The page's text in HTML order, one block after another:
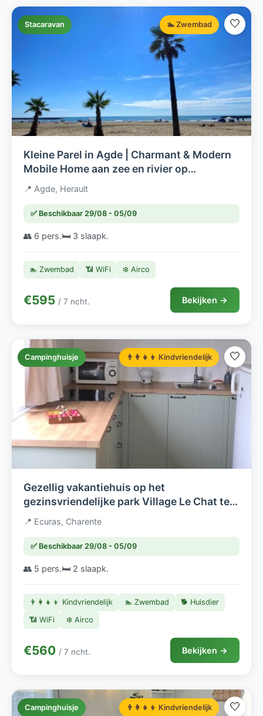
Stacaravan 🏊 Zwembad 🤍
Kleine Parel in Agde | Charmant & Modern
Mobile Home aan zee en rivier op
kleinschalige camping (met zwembad)
📍 Agde, Herault
✅ Beschikbaar 29/08 - 05/09
👥 6 pers.🛏️ 3 slaapk.
🏊 Zwembad 📶 WiFi ❄️ Airco
€595 / 7 ncht. Bekijken →
Campinghuisje 👨‍👩‍👧‍👦 Kindvriendelijk 🤍
Gezellig vakantiehuis op het
gezinsvriendelijke park Village Le Chat te
huur.
📍 Ecuras, Charente
✅ Beschikbaar 29/08 - 05/09
👥 5 pers.🛏️ 2 slaapk.
👨‍👩‍👧‍👦 Kindvriendelijk 🏊 Zwembad
🐕 Huisdier
📶 WiFi
❄️ Airco
€560 / 7 ncht. Bekijken →
Campinghuisje 👨‍👩‍👧‍👦 Kindvriendelijk 🤍